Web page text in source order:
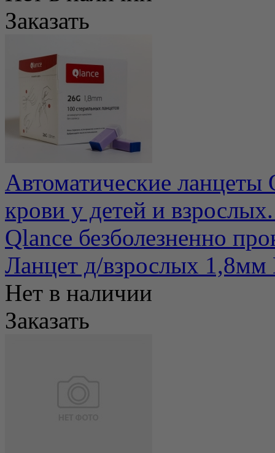
Заказать
Автоматические ланцеты
крови у детей и
Qlance безболезненно
Ланцет д/взрослых
Нет в наличии
Заказать